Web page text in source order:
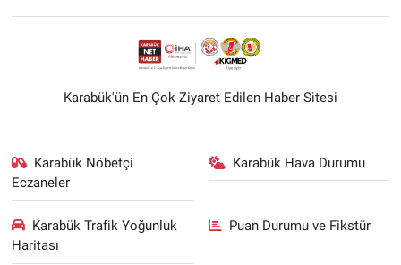
Karabük'ün En Çok Ziyaret Edilen Haber Sitesi
Karabük Nöbetçi
Eczaneler
Karabük Hava Durumu
Karabük Trafik Yoğunluk
Haritası
Puan Durumu ve Fikstür